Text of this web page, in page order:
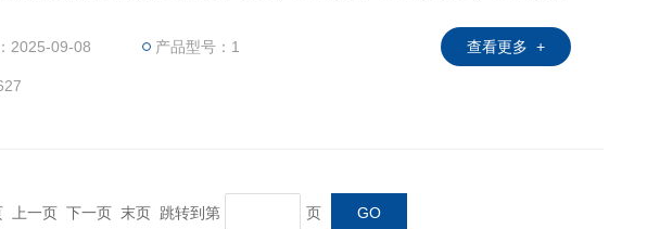
、凸轮机构
2025-09-08 产品型号：1 查看更多 +
上一页 下一页 末页 跳转到第 页